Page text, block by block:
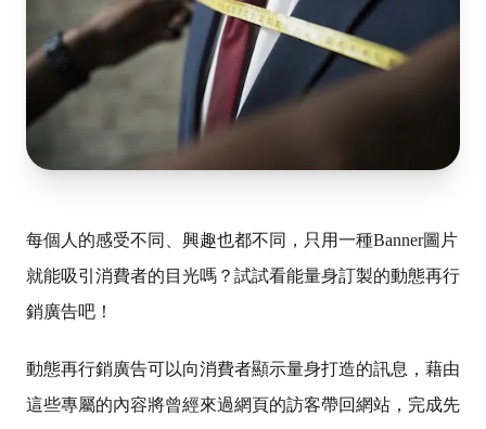
每個人的感受不同、興趣也都不同，只用一種Banner圖片
就能吸引消費者的目光嗎？試試看能量身訂製的動態再行
銷廣告吧！
動態再行銷廣告可以向消費者顯示量身打造的訊息，藉由
這些專屬的內容將曾經來過網頁的訪客帶回網站，完成先